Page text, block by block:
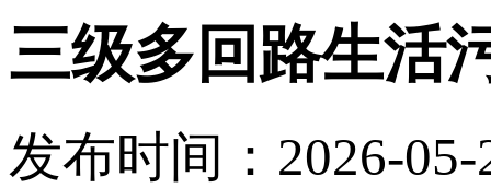
三级多回路生活
发布时间：2026-05-